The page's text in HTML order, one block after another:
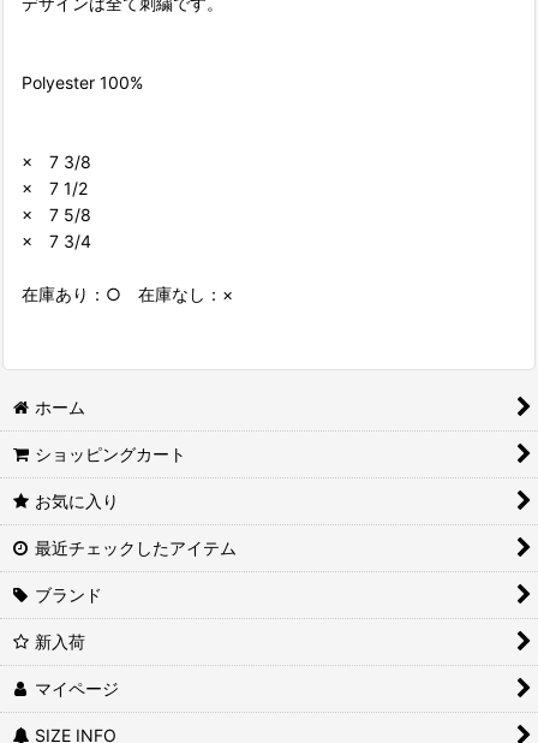
Polyester 100%
× 7 3/8
× 7 1/2
× 7 5/8
× 7 3/4
在庫あり：○ 在庫なし：×
ホーム
ショッピングカート
お気に入り
最近チェックしたアイテム
ブランド
新入荷
マイページ
SIZE INFO